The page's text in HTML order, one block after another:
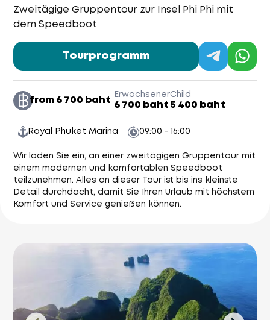
Zweitägige Gruppentour zur Insel Phi Phi mit
dem Speedboot
Tourprogramm
from 6 700 baht
Erwachsener
6 700 baht
Child
5 400 baht
Royal Phuket Marina 09:00 - 16:00
Wir laden Sie ein, an einer zweitägigen Gruppentour mit
einem modernen und komfortablen Speedboot
teilzunehmen. Alles an dieser Tour ist bis ins kleinste
Detail durchdacht, damit Sie Ihren Urlaub mit höchstem
Komfort und Service genießen können.